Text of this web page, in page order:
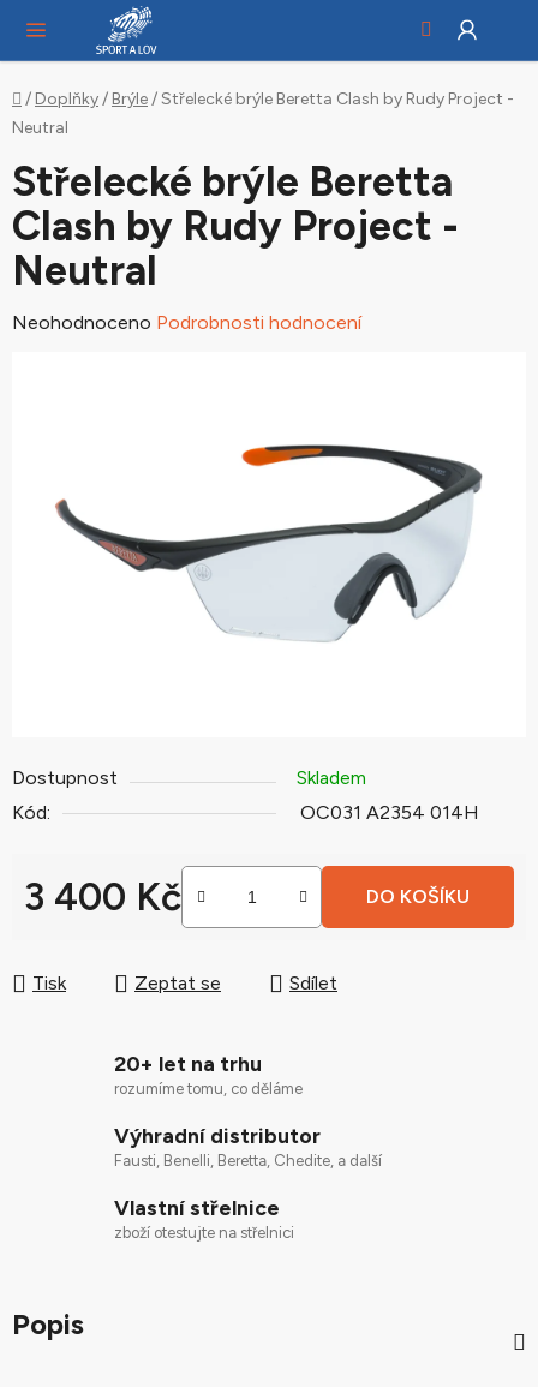
obsah
Domů
/ Doplňky/ Brýle/Střelecké brýle Beretta Clash by Rudy Project -
Neutral
Dostupnost
Skladem
Kód:
OC031 A2354 014H
3 400 Kč DO KOŠÍKU
Tisk Zeptat se Sdílet
Střelecké brýle Beretta
Clash by Rudy Project -
Neutral
Průměrné
hvězdiček.
Neohodnoceno Podrobnosti hodnocení
20+ let na trhu
rozumíme tomu, co děláme
Výhradní distributor
Fausti, Benelli, Beretta, Chedite, a další
Vlastní střelnice
zboží otestujte na střelnici
Popis